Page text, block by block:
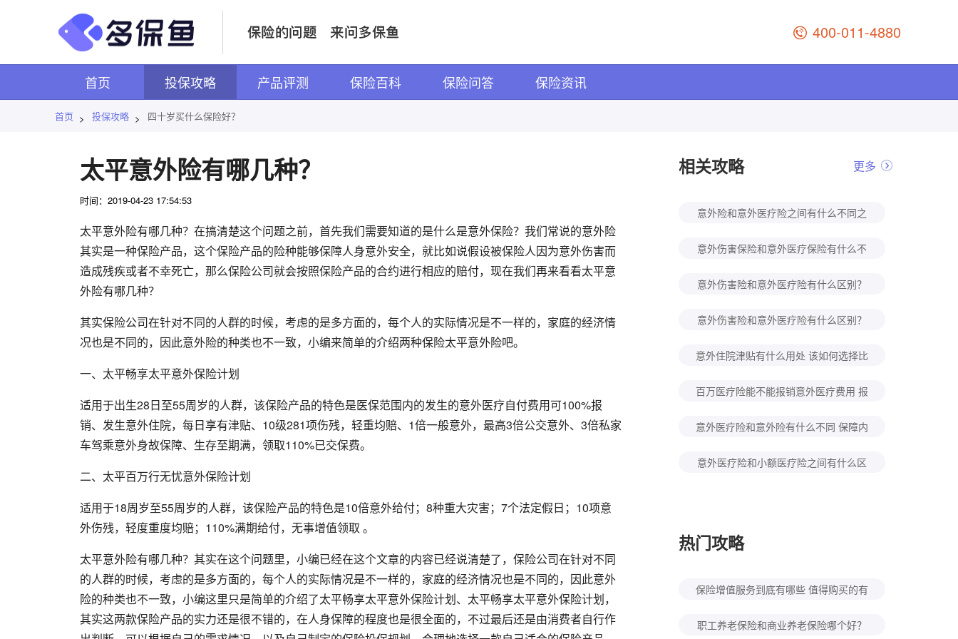
400-011-4880
首页 投保攻略 产品评测 保险百科 保险问答 保险资讯
首页 > 投保攻略 > 四十岁买什么保险好？
太平意外险有哪几种？
时间：2019-04-23 17:54:53
太平意外险有哪几种？在搞清楚这个问题之前，首先我们需要知道的是什么是意外保险？我们常说的意外险
其实是一种保险产品，这个保险产品的险种能够保障人身意外安全，就比如说假设被保险人因为意外伤害而
造成残疾或者不幸死亡，那么保险公司就会按照保险产品的合约进行相应的赔付，现在我们再来看看太平意
外险有哪几种？
其实保险公司在针对不同的人群的时候，考虑的是多方面的，每个人的实际情况是不一样的，家庭的经济情
况也是不同的，因此意外险的种类也不一致，小编来简单的介绍两种保险太平意外险吧。
一、太平畅享太平意外保险计划
适用于出生28日至55周岁的人群，该保险产品的特色是医保范围内的发生的意外医疗自付费用可100%报
销、发生意外住院，每日享有津贴、10级281项伤残，轻重均赔、1倍一般意外，最高3倍公交意外、3倍私家
车驾乘意外身故保障、生存至期满，领取110%已交保费。
二、太平百万行无忧意外保险计划
适用于18周岁至55周岁的人群，该保险产品的特色是10倍意外给付；8种重大灾害；7个法定假日；10项意
外伤残，轻度重度均赔；110%满期给付，无事增值领取 。
太平意外险有哪几种？其实在这个问题里，小编已经在这个文章的内容已经说清楚了，保险公司在针对不同
的人群的时候，考虑的是多方面的，每个人的实际情况是不一样的，家庭的经济情况也是不同的，因此意外
险的种类也不一致，小编这里只是简单的介绍了太平畅享太平意外保险计划、太平畅享太平意外保险计划，
其实这两款保险产品的实力还是很不错的，在人身保障的程度也是很全面的，不过最后还是由消费者自行作
相关攻略 更多
意外险和意外医疗险之间有什么不同之
意外伤害保险和意外医疗保险有什么不
意外伤害险和意外医疗险有什么区别？
意外伤害险和意外医疗险有什么区别？
意外住院津贴有什么用处 该如何选择比
百万医疗险能不能报销意外医疗费用 报
意外医疗险和意外险有什么不同 保障内
意外医疗险和小额医疗险之间有什么区
热门攻略
保险增值服务到底有哪些 值得购买的有
职工养老保险和商业养老保险哪个好？